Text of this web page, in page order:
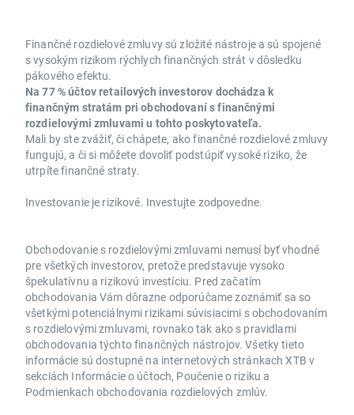
Finančné rozdielové zmluvy sú zložité nástroje a sú spojené
s vysokým rizikom rýchlych finančných strát v dôsledku
pákového efektu.
Na 77 % účtov retailových investorov dochádza k
finančným stratám pri obchodovaní s finančnými
rozdielovými zmluvami u tohto poskytovateľa.
Mali by ste zvážiť, či chápete, ako finančné rozdielové zmluvy
fungujú, a či si môžete dovoliť podstúpiť vysoké riziko, že
utrpíte finančné straty.
Investovanie je rizikové. Investujte zodpovedne.
Obchodovanie s rozdielovými zmluvami nemusí byť vhodné
pre všetkých investorov, pretože predstavuje vysoko
špekulatívnu a rizikovú investíciu. Pred začatím
obchodovania Vám dôrazne odporúčame zoznámiť sa so
všetkými potenciálnymi rizikami súvisiacimi s obchodovaním
s rozdielovými zmluvami, rovnako tak ako s pravidlami
obchodovania týchto finančných nástrojov. Všetky tieto
informácie sú dostupné na internetových stránkach XTB v
sekciách Informácie o účtoch, Poučenie o riziku a
Podmienkach obchodovania rozdielových zmlúv.